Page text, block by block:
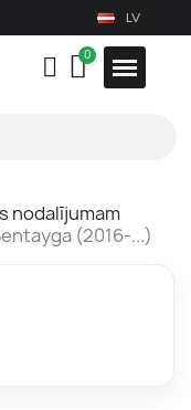
LV
nodalījumam
(2016-...)